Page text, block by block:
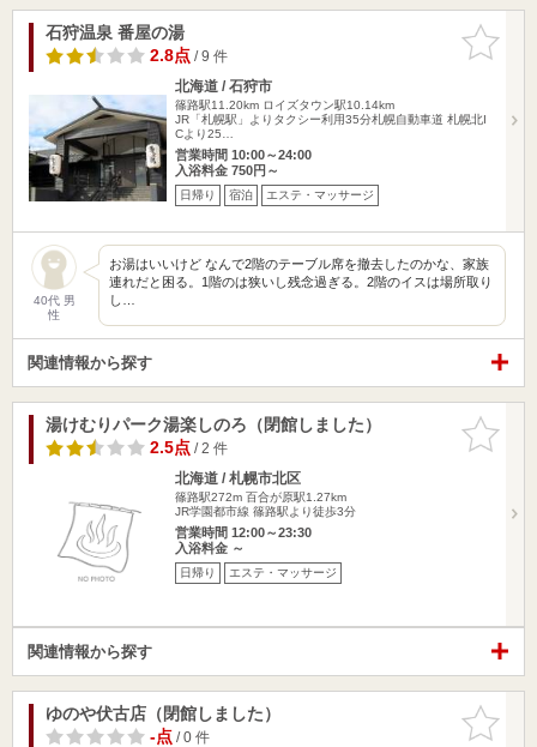
お気に入
りに追加
石狩温泉 番屋の湯
2.8点/ 9 件
北海道 / 石狩市
篠路駅11.20km ロイズタウン駅10.14km
JR「札幌駅」よりタクシー利用35分札幌自動車道 札幌北I
Cより25…
営業時間 10:00～24:00
入浴料金 750円～
日帰り 宿泊 エステ・マッサージ
40代 男
性
お湯はいいけど なんで2階のテーブル席を撤去したのかな、家族
連れだと困る。1階のは狭いし残念過ぎる。2階のイスは場所取り
し…
関連情報から探す
お気に入
りに追加
湯けむりパーク湯楽しのろ（閉館しました）
2.5点/ 2 件
北海道 / 札幌市北区
篠路駅272m 百合が原駅1.27km
JR学園都市線 篠路駅より徒歩3分
営業時間 12:00～23:30
入浴料金 ～
日帰り エステ・マッサージ
関連情報から探す
お気に入
りに追加
ゆのや伏古店（閉館しました）
-点/ 0 件